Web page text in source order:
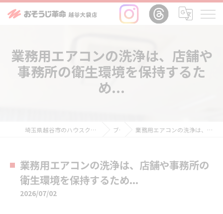
業務用エアコンの洗浄は、店舗や
事務所の衛生環境を保持するた
め...
埼玉県越谷市のハウスクリーニングならおそうじ革命越谷大袋店 ブログ 業務用エアコンの洗浄は、店舗や事務所の衛生環境を保持するため...
業務用エアコンの洗浄は、店舗や事務所の
衛生環境を保持するため...
2026/07/02